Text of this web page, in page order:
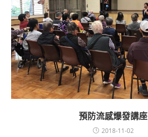
預防流感爆發講座
2018-11-02